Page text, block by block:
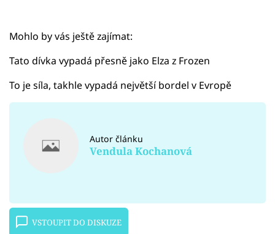
Mohlo by vás ještě zajímat:
Tato dívka vypadá přesně jako Elza z Frozen
To je síla, takhle vypadá největší bordel v Evropě
Autor článku
Vendula Kochanová
VSTOUPIT DO DISKUZE